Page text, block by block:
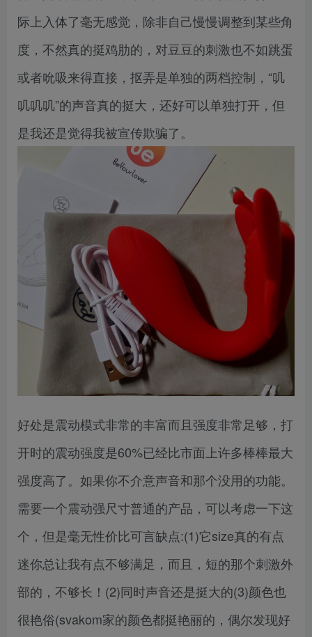
际上入体了毫无感觉，除非自己慢慢调整到某些角
度，不然真的挺鸡肋的，对豆豆的刺激也不如跳蛋
或者吮吸来得直接，抠弄是单独的两档控制，“叽
叽叽叽”的声音真的挺大，还好可以单独打开，但
是我还是觉得我被宣传欺骗了。
好处是震动模式非常的丰富而且强度非常足够，打
开时的震动强度是60%已经比市面上许多棒棒最大
强度高了。如果你不介意声音和那个没用的功能。
需要一个震动强尺寸普通的产品，可以考虑一下这
个，但是毫无性价比可言缺点:(1)它size真的有点
迷你总让我有点不够满足，而且，短的那个刺激外
部的，不够长！(2)同时声音还是挺大的(3)颜色也
很艳俗(svakom家的颜色都挺艳丽的，偶尔发现好